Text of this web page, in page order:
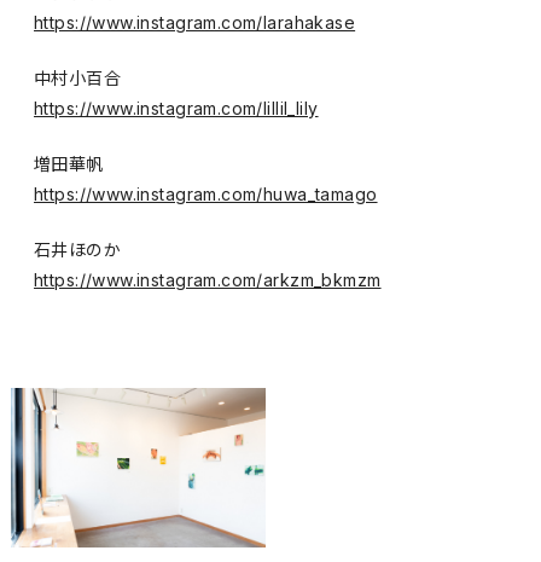
https://www.instagram.com/larahakase
中村小百合
https://www.instagram.com/lillil_lily
増田華帆
https://www.instagram.com/huwa_tamago
石井ほのか
https://www.instagram.com/arkzm_bkmzm